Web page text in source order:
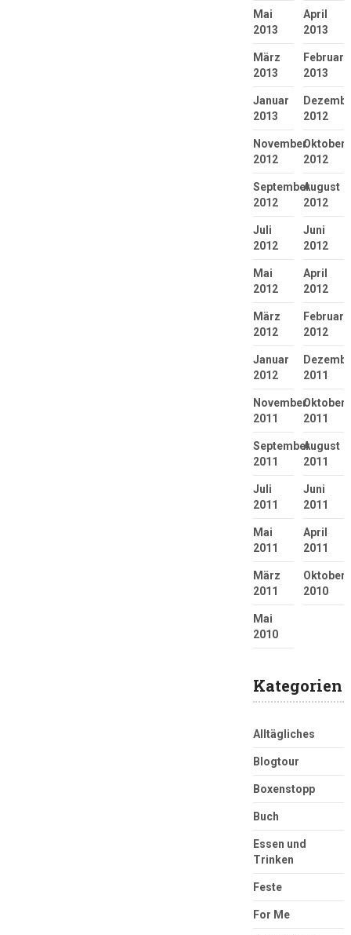
Mai
2013
April
2013
März
2013
Februar
2013
Januar
2013
2012
November
2012
Oktober
2012
September
2012
August
2012
Juli
2012
Juni
2012
Mai
2012
April
2012
März
2012
Februar
2012
Januar
2012
2011
November
2011
Oktober
2011
September
2011
August
2011
Juli
2011
Juni
2011
Mai
2011
April
2011
März
2011
Oktober
2010
Mai
2010
Kategorien
Alltägliches
Blogtour
Boxenstopp
Buch
Essen und
Trinken
Feste
For Me